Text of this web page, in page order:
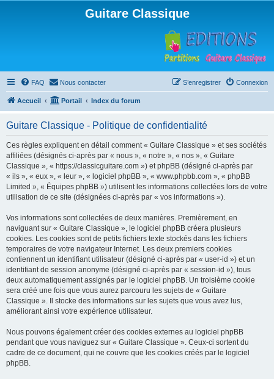
Guitare Classique
FAQ Nous contacter Connexion
S’enregistrer
Accueil Portail Index du forum
Guitare Classique - Politique de confidentialité
Ces règles expliquent en détail comment « Guitare Classique » et ses sociétés
affiliées (désignés ci-après par « nous », « notre », « nos », « Guitare
Classique », « https://classicguitare.com ») et phpBB (désigné ci-après par
« ils », « eux », « leur », « logiciel phpBB », « www.phpbb.com », « phpBB
Limited », « Équipes phpBB ») utilisent les informations collectées lors de votre
utilisation de ce site (désignées ci-après par « vos informations »).
Vos informations sont collectées de deux manières. Premièrement, en
naviguant sur « Guitare Classique », le logiciel phpBB créera plusieurs
cookies. Les cookies sont de petits fichiers texte stockés dans les fichiers
temporaires de votre navigateur Internet. Les deux premiers cookies
contiennent un identifiant utilisateur (désigné ci-après par « user-id ») et un
identifiant de session anonyme (désigné ci-après par « session-id »), tous
deux automatiquement assignés par le logiciel phpBB. Un troisième cookie
sera créé une fois que vous aurez parcouru les sujets de « Guitare
Classique ». Il stocke des informations sur les sujets que vous avez lus,
améliorant ainsi votre expérience utilisateur.
Nous pouvons également créer des cookies externes au logiciel phpBB
pendant que vous naviguez sur « Guitare Classique ». Ceux-ci sortent du
cadre de ce document, qui ne couvre que les cookies créés par le logiciel
phpBB.